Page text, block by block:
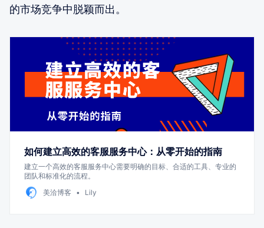
的市场竞争中脱颖而出。
如何建立高效的客服服务中心：从零开始的指南
建立一个高效的客服服务中心需要明确的目标、合适的工具、专业的
团队和标准化的流程。
美洽博客
Lily